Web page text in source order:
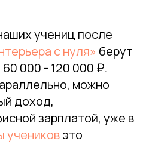
учениц после
с нуля» берут
000 - 120 000 ₽.
можно
доход,
зарплатой, уже в
учениковэто